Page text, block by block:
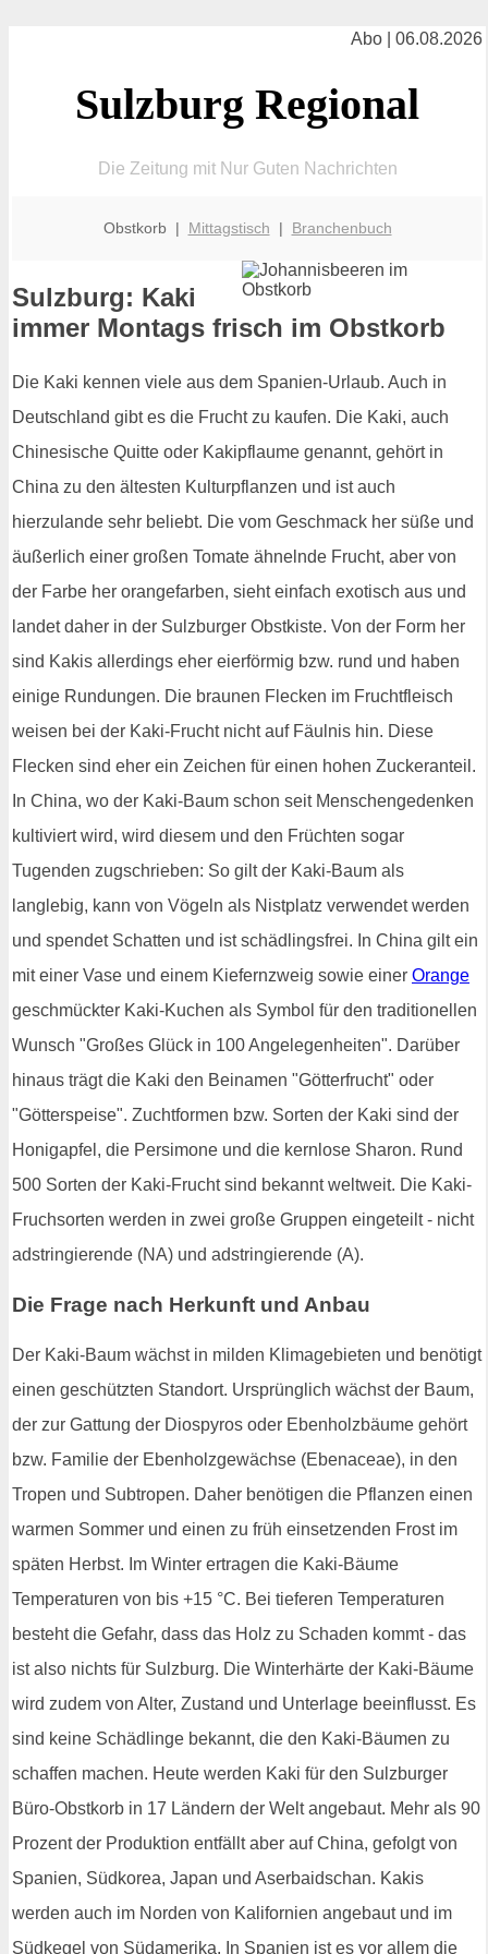
Abo | 06.08.2026
Sulzburg Regional
Die Zeitung mit Nur Guten Nachrichten
Obstkorb | Mittagstisch | Branchenbuch
Sulzburg: Kaki
immer Montags frisch im Obstkorb
Die Kaki kennen viele aus dem Spanien-Urlaub. Auch in
Deutschland gibt es die Frucht zu kaufen. Die Kaki, auch
Chinesische Quitte oder Kakipflaume genannt, gehört in
China zu den ältesten Kulturpflanzen und ist auch
hierzulande sehr beliebt. Die vom Geschmack her süße und
äußerlich einer großen Tomate ähnelnde Frucht, aber von
der Farbe her orangefarben, sieht einfach exotisch aus und
landet daher in der Sulzburger Obstkiste. Von der Form her
sind Kakis allerdings eher eierförmig bzw. rund und haben
einige Rundungen. Die braunen Flecken im Fruchtfleisch
weisen bei der Kaki-Frucht nicht auf Fäulnis hin. Diese
Flecken sind eher ein Zeichen für einen hohen Zuckeranteil.
In China, wo der Kaki-Baum schon seit Menschengedenken
kultiviert wird, wird diesem und den Früchten sogar
Tugenden zugschrieben: So gilt der Kaki-Baum als
langlebig, kann von Vögeln als Nistplatz verwendet werden
und spendet Schatten und ist schädlingsfrei. In China gilt ein
mit einer Vase und einem Kiefernzweig sowie einer Orange
geschmückter Kaki-Kuchen als Symbol für den traditionellen
Wunsch "Großes Glück in 100 Angelegenheiten". Darüber
hinaus trägt die Kaki den Beinamen "Götterfrucht" oder
"Götterspeise". Zuchtformen bzw. Sorten der Kaki sind der
Honigapfel, die Persimone und die kernlose Sharon. Rund
500 Sorten der Kaki-Frucht sind bekannt weltweit. Die Kaki-
Fruchsorten werden in zwei große Gruppen eingeteilt - nicht
adstringierende (NA) und adstringierende (A).
Die Frage nach Herkunft und Anbau
Der Kaki-Baum wächst in milden Klimagebieten und benötigt
einen geschützten Standort. Ursprünglich wächst der Baum,
der zur Gattung der Diospyros oder Ebenholzbäume gehört
bzw. Familie der Ebenholzgewächse (Ebenaceae), in den
Tropen und Subtropen. Daher benötigen die Pflanzen einen
warmen Sommer und einen zu früh einsetzenden Frost im
späten Herbst. Im Winter ertragen die Kaki-Bäume
Temperaturen von bis +15 °C. Bei tieferen Temperaturen
besteht die Gefahr, dass das Holz zu Schaden kommt - das
ist also nichts für Sulzburg. Die Winterhärte der Kaki-Bäume
wird zudem von Alter, Zustand und Unterlage beeinflusst. Es
sind keine Schädlinge bekannt, die den Kaki-Bäumen zu
schaffen machen. Heute werden Kaki für den Sulzburger
Büro-Obstkorb in 17 Ländern der Welt angebaut. Mehr als 90
Prozent der Produktion entfällt aber auf China, gefolgt von
Spanien, Südkorea, Japan und Aserbaidschan. Kakis
werden auch im Norden von Kalifornien angebaut und im
Südkegel von Südamerika. In Spanien ist es vor allem die